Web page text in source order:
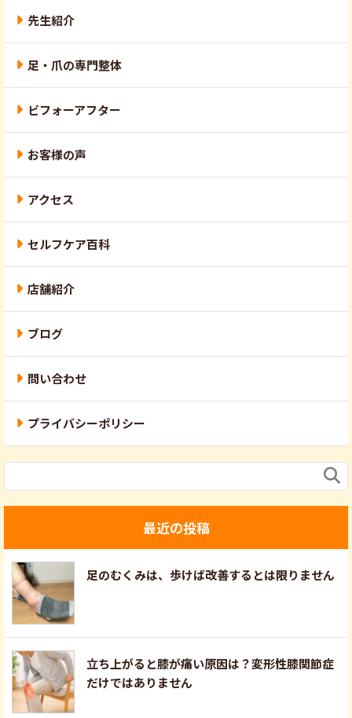
先生紹介
足・爪の専門整体
ビフォーアフター
お客様の声
アクセス
セルフケア百科
店舗紹介
ブログ
問い合わせ
プライバシーポリシー

最近の投稿
足のむくみは、歩けば改善するとは限りません
立ち上がると膝が痛い原因は？変形性膝関節症
だけではありません